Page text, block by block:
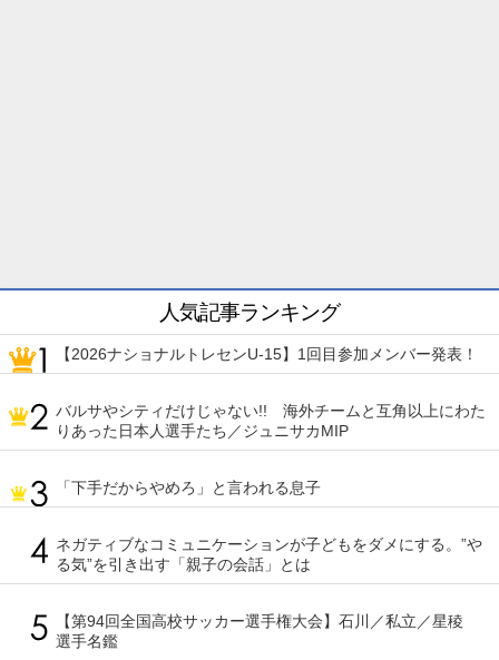
人気記事ランキング
【2026ナショナルトレセンU-15】1回目参加メンバー発表！
バルサやシティだけじゃない!! 海外チームと互角以上にわた
りあった日本人選手たち／ジュニサカMIP
「下手だからやめろ」と言われる息子
ネガティブなコミュニケーションが子どもをダメにする。”や
る気”を引き出す「親子の会話」とは
【第94回全国高校サッカー選手権大会】石川／私立／星稜
選手名鑑